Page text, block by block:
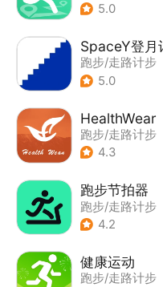
5.0
SpaceY登月
跑步/走路计步
5.0
HealthWear
跑步/走路计步
4.3
跑步节拍器
跑步/走路计步
4.2
健康运动
跑步/走路计步